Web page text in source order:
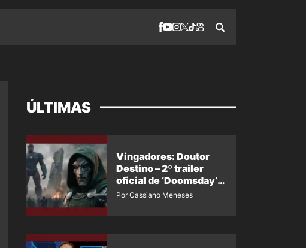
ÚLTIMAS
Vingadores: Doutor
Destino – 2º trailer
oficial de ‘Doomsday’
ganha nova data para
Por Cassiano Meneses